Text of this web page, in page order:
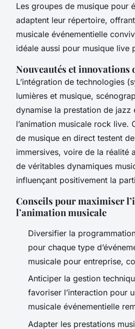
Les groupes de musique pour
adaptent leur répertoire,
musicale événementielle
idéale aussi pour musique live
Nouveautés et innovations
L’intégration de technologies
lumières et musique,
dynamise la prestation de jazz
l’animation musicale rock live.
de musique en direct testent
immersives, voire de la réalité
de véritables dynamiques
influençant positivement la
Conseils pour maximiser
l’animation musicale
Diversifier la
pour chaque type
musicale pour entreprise,
Anticiper la gestion
favoriser l’interaction pour
musicale événementielle
Adapter les prestations